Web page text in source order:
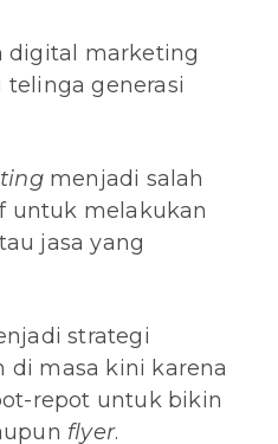
digital marketing
generasi
menjadi salah
untuk melakukan
jasa yang
strategi
di masa kini karena
repot untuk bikin
flyer.